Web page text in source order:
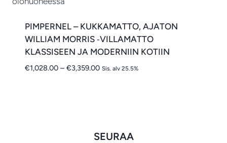
PIMPERNEL – KUKKAMATTO, AJATON
WILLIAM MORRIS ‑VILLAMATTO
KLASSISEEN JA MODERNIIN KOTIIN
€1,028.00 – €3,359.00Hintaluokka:
Sis. alv 25.5%
SEURAA